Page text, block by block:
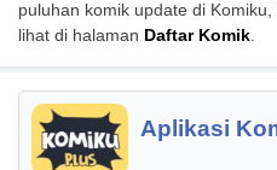
puluhan komik update di
lihat di halaman Daftar Komik.
Aplikasi